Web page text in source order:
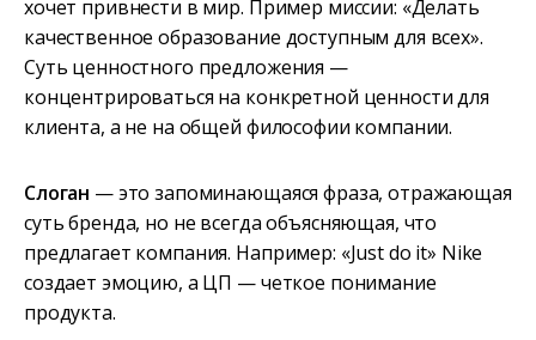
хочет привнести в мир. Пример миссии: «Делать
качественное образование доступным для всех».
Суть ценностного предложения —
концентрироваться на конкретной ценности для
клиента, а не на общей философии компании.
Слоган — это запоминающаяся фраза, отражающая
суть бренда, но не всегда объясняющая, что
предлагает компания. Например: «Just do it» Nike
создает эмоцию, а ЦП — четкое понимание
продукта.